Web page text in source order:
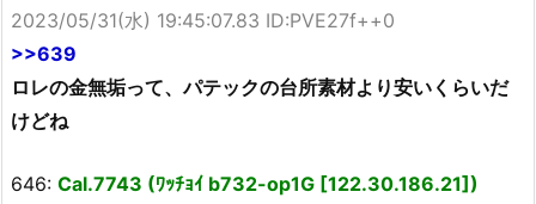
2023/05/31(水) 19:45:07.83 ID:PVE27f++0
>>639
ロレの金無垢って、パテックの台所素材より安いくらいだ
けどね
646: Cal.7743 (ﾜｯﾁｮｲ b732-op1G [122.30.186.21])